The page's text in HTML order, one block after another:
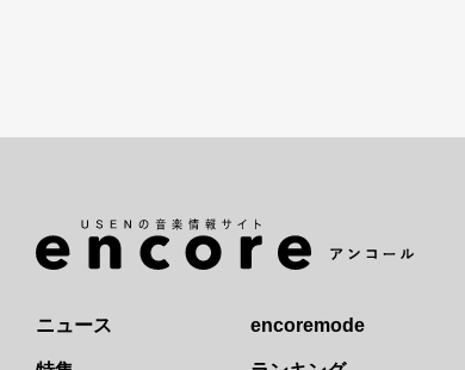
ニュース encoremode